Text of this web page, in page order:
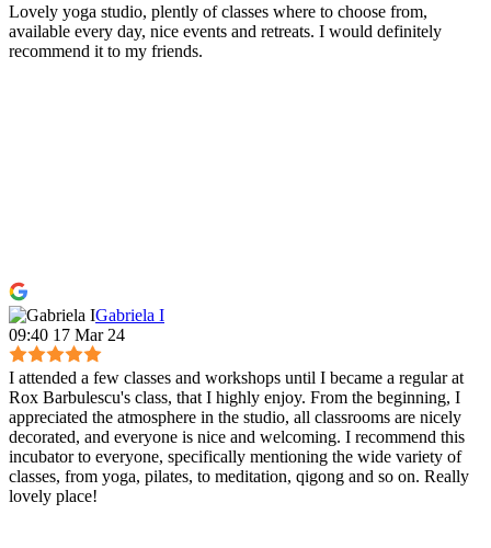
Lovely yoga studio, plently of classes where to choose from,
available every day, nice events and retreats. I would definitely
recommend it to my friends.
Gabriela I
09:40 17 Mar 24
I attended a few classes and workshops until I became a regular at
Rox Barbulescu's class, that I highly enjoy. From the beginning, I
appreciated the atmosphere in the studio, all classrooms are nicely
decorated, and everyone is nice and welcoming. I recommend this
incubator to everyone, specifically mentioning the wide variety of
classes, from yoga, pilates, to meditation, qigong and so on. Really
lovely place!